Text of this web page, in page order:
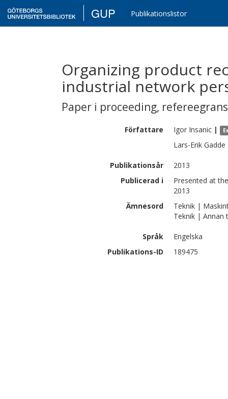
GUP Publikationslistor
Organizing product
industrial network
Paper i proceeding,
Författare Igor Insanic |
Lars-Erik Gadde
Publikationsår
2013
Publicerad i
Presented at
2013
Ämnesord
Teknik |
Teknik | Annan
Språk
Engelska
Publikations-ID
189475